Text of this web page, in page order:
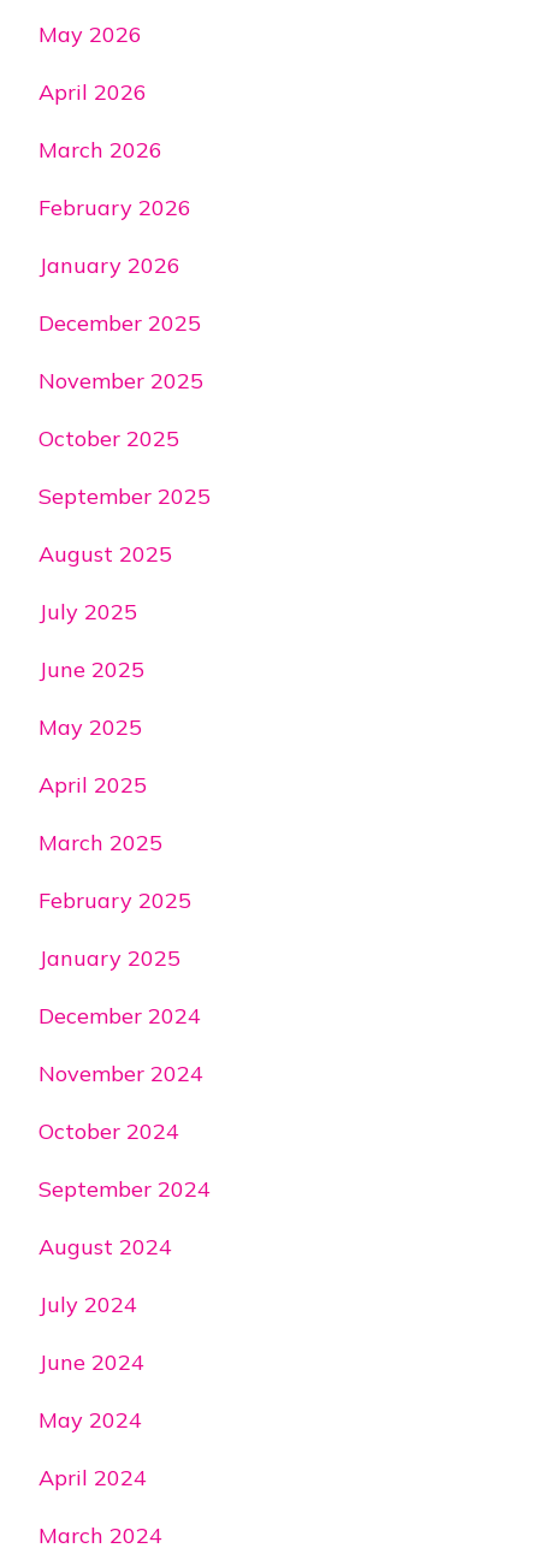
May 2026
April 2026
March 2026
February 2026
January 2026
December 2025
November 2025
October 2025
September 2025
August 2025
July 2025
June 2025
May 2025
April 2025
March 2025
February 2025
January 2025
December 2024
November 2024
October 2024
September 2024
August 2024
July 2024
June 2024
May 2024
April 2024
March 2024